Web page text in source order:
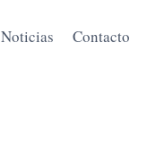
Noticias Contacto